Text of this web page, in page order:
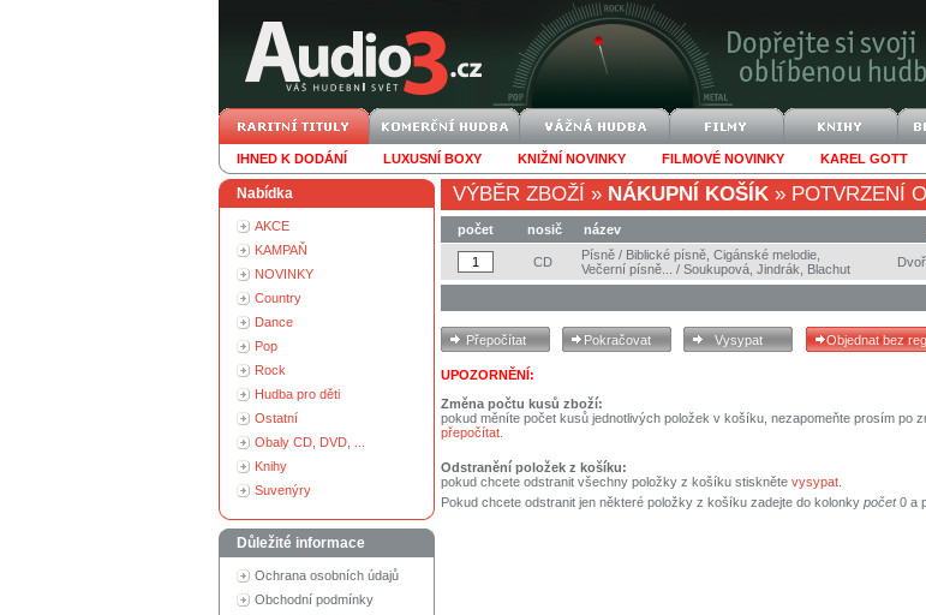
IHNED K DODÁNÍ LUXUSNÍ BOXY KNIŽNÍ NOVINKY FILMOVÉ NOVINKY KAREL GOTT
Nabídka
AKCE
KAMPAŇ
NOVINKY
Country
Dance
Pop
Rock
Hudba pro děti
Ostatní
Obaly CD, DVD, ...
Knihy
Suvenýry
Důležité informace
Ochrana osobních údajů
Obchodní podmínky
VÝBĚR ZBOŽÍ » NÁKUPNÍ KOŠÍK » POTVRZENÍ
počet nosič název
CD
Písně / Biblické písně, Cigánské melodie,
Večerní písně... / Soukupová, Jindrák, Blachut
UPOZORNĚNÍ:
Změna počtu kusů zboží:
pokud měníte počet kusů jednotlivých položek v košíku, nezapomeňte prosím po
přepočítat
Odstranění položek z košíku:
pokud chcete odstranit všechny položky z košíku stiskněte vysypat
Pokud chcete odstranit jen některé položky z košíku zadejte do kolonky počet0 a